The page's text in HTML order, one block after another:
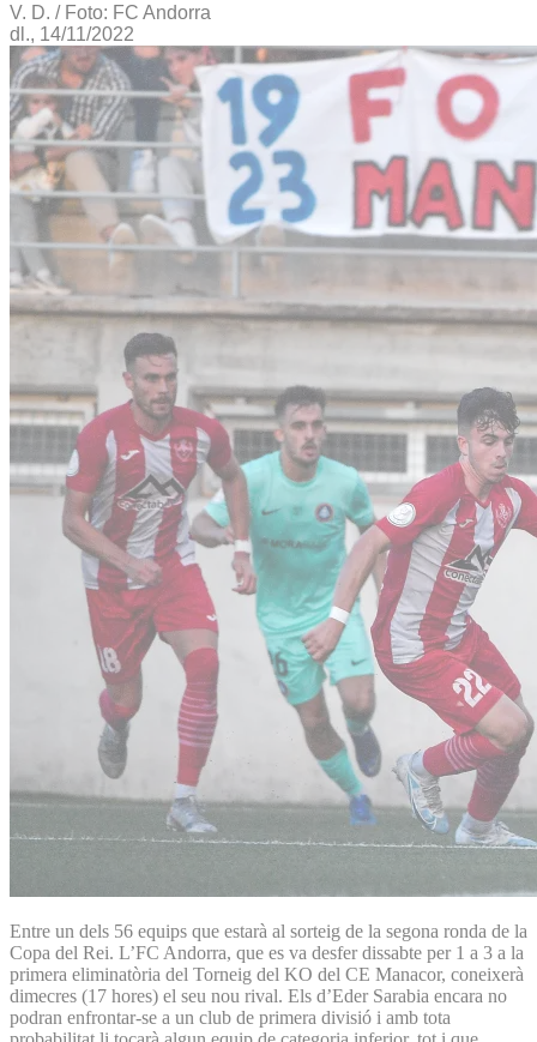
V. D. / Foto: FC Andorra
dl., 14/11/2022
Entre un dels 56 equips que estarà al sorteig de la segona ronda de la
Copa del Rei. L’FC Andorra, que es va desfer dissabte per 1 a 3 a la
primera eliminatòria del Torneig del KO del CE Manacor, coneixerà
dimecres (17 hores) el seu nou rival. Els d’Eder Sarabia encara no
podran enfrontar-se a un club de primera divisió i amb tota